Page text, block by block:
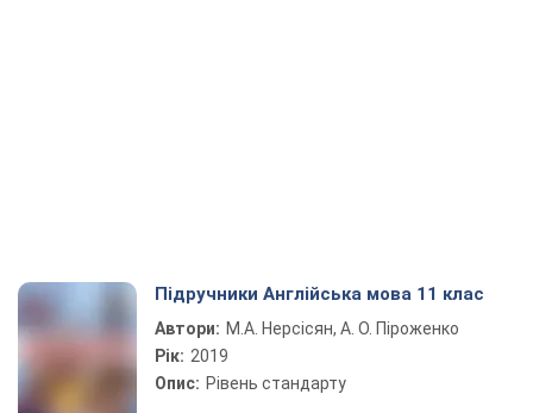
Підручники Англійська мова 11 клас
Автори: М.А. Нерсісян, А. О. Піроженко
Рік: 2019
Опис: Рівень стандарту